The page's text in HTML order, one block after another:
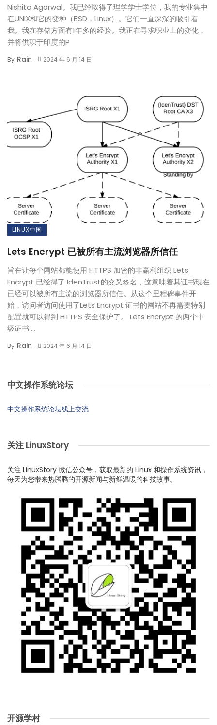
Nishita Agarwal。我已经取得了理学学士学位，我的专业集中
在UNIX和它的变种（BSD，Linux）。它们一直深深的吸引着
我。我在存储方面有1年多的经验。我正在寻求职业上的变化，
并将供职于印度的P
By Rain 2024 年 6 月 14 日
LINUX中国
Lets Encrypt 已被所有主流浏览器所信任
旨在让每个网站都能使用 HTTPS 加密的非赢利组织 Lets
Encrypt 已经得了 IdenTrust的交叉签名，这意味着其证书现在
已经可以被所有主流的浏览器所信任。从这个里程碑事件开
始，访问者访问使用了Lets Encrypt 证书的网站不再需要特别
配置就可以得到 HTTPS 安全保护了。 Lets Encrypt 的两个中
级证书 ...
By Rain 2024 年 6 月 14 日
中文操作系统论坛
中文操作系统论坛线上交流
关注 LinuxStory
关注 LinuxStory 微信公众号，获取最新的 Linux 和操作系统资讯，
每天为您带来热腾腾的开源新闻与新鲜温暖的科技故事。
开源学村